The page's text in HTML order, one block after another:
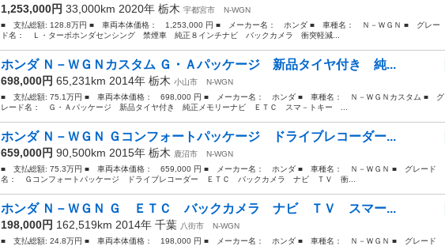
1,253,000円 33,000km 2020年 栃木 宇都宮市
N-WGN
■ 支払総額: 128.8万円 ■ 車両本体価格： 1,253,000 円 ■ メーカー名： ホンダ ■ 車種名： Ｎ－ＷＧＮ ■ グレー
ド名： Ｌ・ターボホンダセンシング 禁煙車 純正８インチナビ バックカメラ 衝突軽減...
ホンダ Ｎ－ＷＧＮカスタム Ｇ・Ａパッケージ 新品タイヤ付き 純...
698,000円 65,231km 2014年 栃木 小山市
N-WGN
■ 支払総額: 75.1万円 ■ 車両本体価格： 698,000 円 ■ メーカー名： ホンダ ■ 車種名： Ｎ－ＷＧＮカスタム ■ グ
レード名： Ｇ・Ａパッケージ 新品タイヤ付き 純正メモリーナビ ＥＴＣ スマ－トキー ...
ホンダ Ｎ－ＷＧＮ Ｇコンフォートパッケージ ドライブレコーダー...
659,000円 90,500km 2015年 栃木 鹿沼市
N-WGN
■ 支払総額: 75.3万円 ■ 車両本体価格： 659,000 円 ■ メーカー名： ホンダ ■ 車種名： Ｎ－ＷＧＮ ■ グレード
名： Ｇコンフォートパッケージ ドライブレコーダー ＥＴＣ バックカメラ ナビ ＴＶ 衝...
ホンダ Ｎ－ＷＧＮ Ｇ ＥＴＣ バックカメラ ナビ ＴＶ スマー...
198,000円 162,519km 2014年 千葉 八街市
N-WGN
■ 支払総額: 24.8万円 ■ 車両本体価格： 198,000 円 ■ メーカー名： ホンダ ■ 車種名： Ｎ－ＷＧＮ ■ グレード